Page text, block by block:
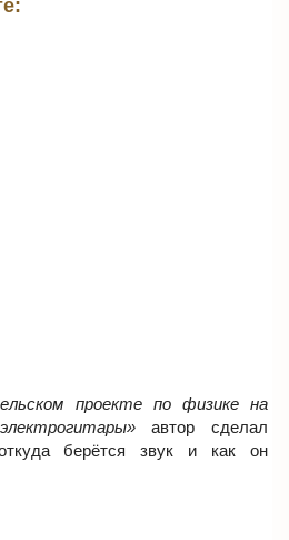
проекте по физике на
автор сделал
берётся звук и как он